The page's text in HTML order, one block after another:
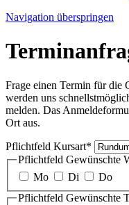
Navigation überspringen
Frage einen Termin für die
werden uns
melden. Das
Ort aus.
Pflichtfeld Kursart*
Pflichtfeld Gewünschte
Mo
Di
Do
Pflichtfeld Gewünschte